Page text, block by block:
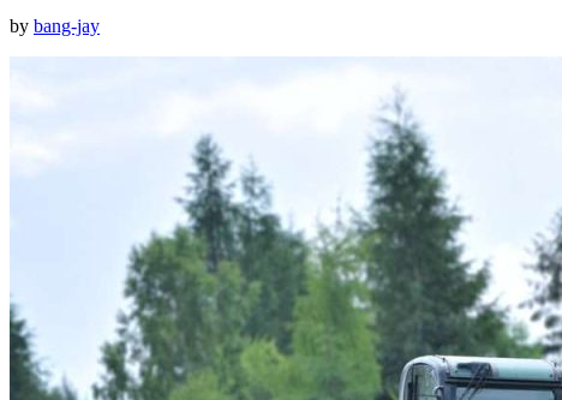
by bang-jayPosted